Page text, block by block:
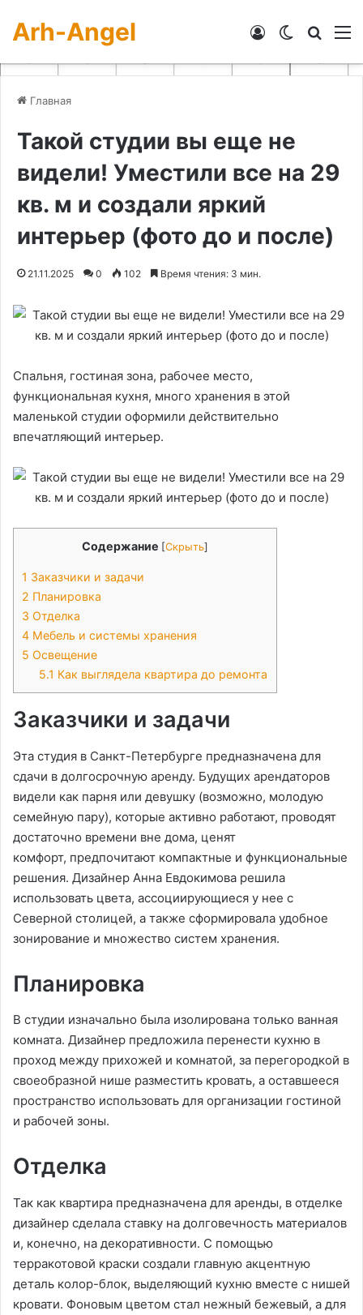
Arh-Angel Switch skin
Войти
Главная
Такой студии вы еще не
видели! Уместили все на 29
кв. м и создали яркий
интерьер (фото до и после)
21.11.2025 0 102 Время чтения: 3 мин.
Спальня, гостиная зона, рабочее место,
функциональная кухня, много хранения в этой
маленькой студии оформили действительно
впечатляющий интерьер.
Содержание [Скрыть]
1 Заказчики и задачи
2 Планировка
3 Отделка
4 Мебель и системы хранения
5 Освещение
5.1 Как выглядела квартира до ремонта
Заказчики и задачи
Эта студия в Санкт-Петербурге предназначена для
сдачи в долгосрочную аренду. Будущих арендаторов
видели как парня или девушку (возможно, молодую
семейную пару), которые активно работают, проводят
достаточно времени вне дома, ценят
комфорт, предпочитают компактные и функциональные
решения. Дизайнер Анна Евдокимова решила
использовать цвета, ассоциирующиеся у нее с
Северной столицей, а также сформировала удобное
зонирование и множество систем хранения.
Планировка
В студии изначально была изолирована только ванная
комната. Дизайнер предложила перенести кухню в
проход между прихожей и комнатой, за перегородкой в
своеобразной нише разместить кровать, а оставшееся
пространство использовать для организации гостиной
и рабочей зоны.
Отделка
Так как квартира предназначена для аренды, в отделке
дизайнер сделала ставку на долговечность материалов
и, конечно, на декоративности. С помощью
терракотовой краски создали главную акцентную
деталь колор-блок, выделяющий кухню вместе с нишей
кровати. Фоновым цветом стал нежный бежевый, а для